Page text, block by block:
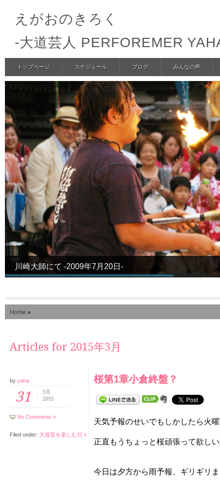
えがおのきろく
-大道芸人 PERFOREMER
トップページ スケジュール ブログ みんなの声
川崎大師にて -2009年7月20日-
Home »
Articles for 2015年3月
by yaha
31
3月
2015
No Comments »
Filed under: 大道芸を楽しむ日々
桜第1章小倉終盤？
天気予報のせいでもしかしたら火
正直もうちょっと桜頑張って欲し
今日は夕方から雨予報、ギリギリ